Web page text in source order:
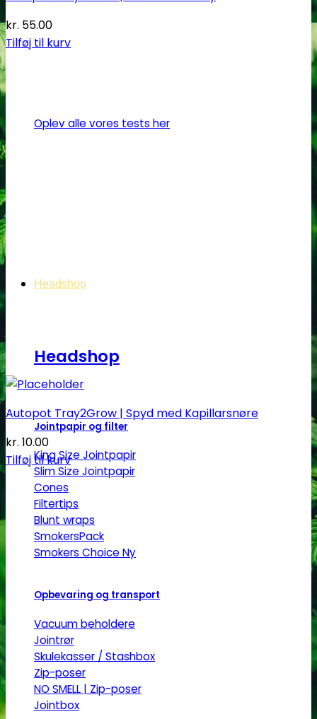
Oplev alle vores tests her
Headshop
Headshop
Jointpapir og filter
King Size Jointpapir
Slim Size Jointpapir
Cones
Filtertips
Blunt wraps
SmokersPack
Smokers Choice
Opbevaring og transport
Vacuum beholdere
Jointrør
Skulekasser / Stashbox
Zip-poser
NO SMELL | Zip-poser
Jointbox
kr. 55.00
Tilføj til kurv
Autopot Tray2Grow | Spyd med Kapillarsnøre
kr. 10.00
Tilføj til kurv